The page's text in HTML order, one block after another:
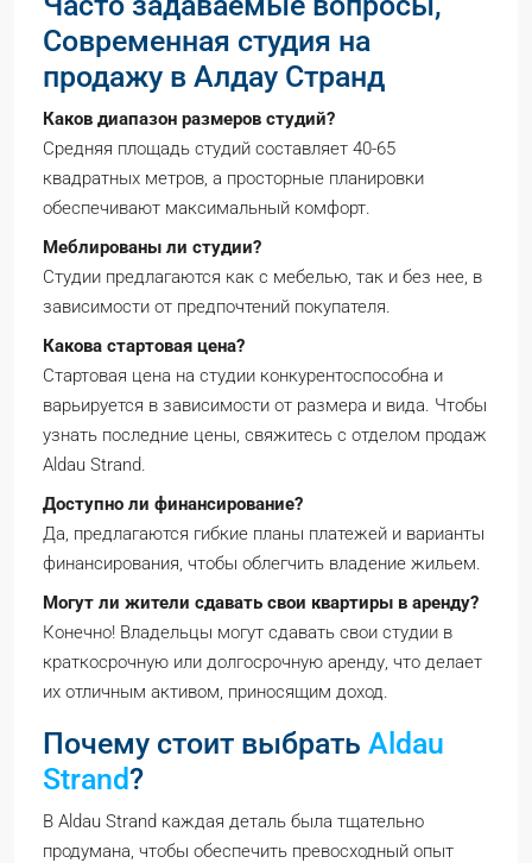
Современная студия на
продажу в Алдау Странд
Каков диапазон размеров студий?
Средняя площадь студий составляет 40-65
квадратных метров, а просторные планировки
обеспечивают максимальный комфорт.
Меблированы ли студии?
Студии предлагаются как с мебелью, так и без нее, в
зависимости от предпочтений покупателя.
Какова стартовая цена?
Стартовая цена на студии конкурентоспособна и
варьируется в зависимости от размера и вида. Чтобы
узнать последние цены, свяжитесь с отделом продаж
Aldau Strand.
Доступно ли финансирование?
Да, предлагаются гибкие планы платежей и варианты
финансирования, чтобы облегчить владение жильем.
Могут ли жители сдавать свои квартиры в аренду?
Конечно! Владельцы могут сдавать свои студии в
краткосрочную или долгосрочную аренду, что делает
их отличным активом, приносящим доход.
Почему стоит выбрать Aldau
Strand?
В Aldau Strand каждая деталь была тщательно
продумана, чтобы обеспечить превосходный опыт